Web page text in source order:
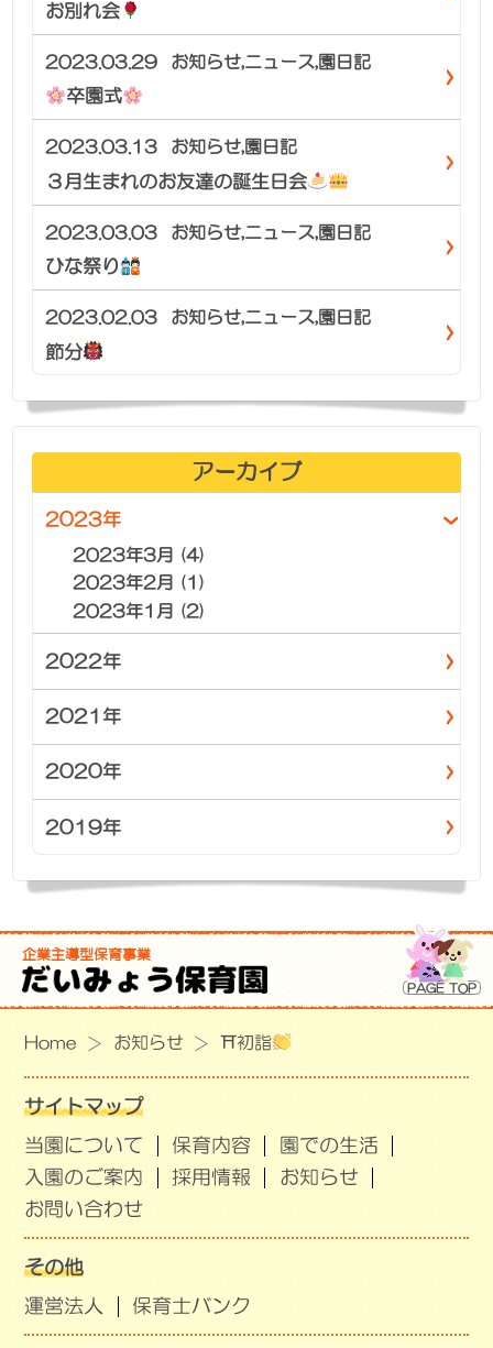
お別れ会
2023.03.29 お知らせ,ニュース,園日記
卒園式
2023.03.13 お知らせ,園日記
３月生まれのお友達の誕生日会
2023.03.03 お知らせ,ニュース,園日記
ひな祭り
2023.02.03 お知らせ,ニュース,園日記
節分
アーカイブ
2023年
2023年3月 (4)
2023年2月 (1)
2023年1月 (2)
2022年
2021年
2020年
2019年
企業主導型保育事業
PAGE TOP
Home お知らせ ⛩初詣
サイトマップ
当園について
保育内容
園での生活
入園のご案内
採用情報
お知らせ
お問い合わせ
その他
運営法人
保育士バンク